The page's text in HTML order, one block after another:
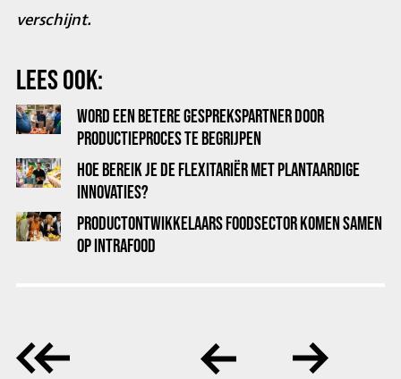
verschijnt.
LEES OOK:
WORD EEN BETERE GESPREKSPARTNER DOOR
PRODUCTIEPROCES TE BEGRIJPEN
HOE BEREIK JE DE FLEXITARIËR MET PLANTAARDIGE
INNOVATIES?
PRODUCTONTWIKKELAARS FOODSECTOR KOMEN SAMEN
OP INTRAFOOD